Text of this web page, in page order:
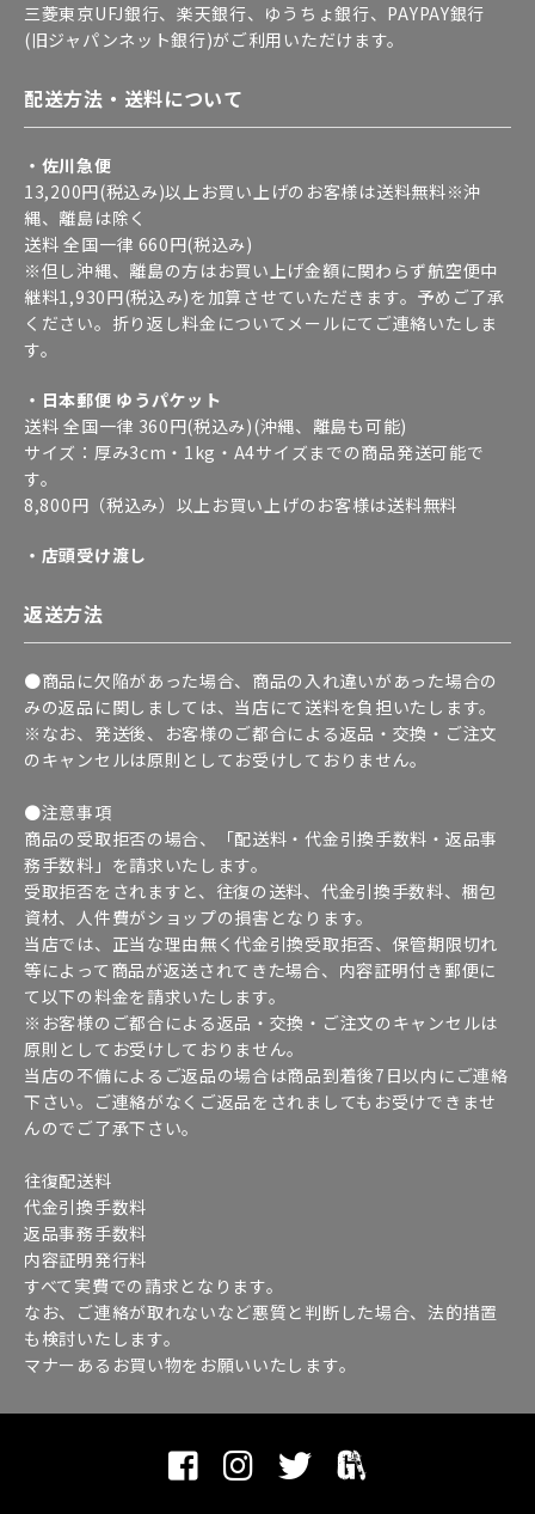
三菱東京UFJ銀行、楽天銀行、ゆうちょ銀行、PAYPAY銀行
(旧ジャパンネット銀行)がご利用いただけます。
配送方法・送料について
・佐川急便
13,200円(税込み)以上お買い上げのお客様は送料無料※沖
縄、離島は除く
送料 全国一律 660円(税込み)
※但し沖縄、離島の方はお買い上げ金額に関わらず航空便中
継料1,930円(税込み)を加算させていただきます。予めご了承
ください。折り返し料金についてメールにてご連絡いたしま
す。
・日本郵便 ゆうパケット
送料 全国一律 360円(税込み)(沖縄、離島も可能)
サイズ：厚み3cm・1kg・A4サイズまでの商品発送可能で
す。
8,800円（税込み）以上お買い上げのお客様は送料無料
・店頭受け渡し
返送方法
●商品に欠陥があった場合、商品の入れ違いがあった場合の
みの返品に関しましては、当店にて送料を負担いたします。
※なお、発送後、お客様のご都合による返品・交換・ご注文
のキャンセルは原則としてお受けしておりません。
●注意事項
商品の受取拒否の場合、「配送料・代金引換手数料・返品事
務手数料」を請求いたします。
受取拒否をされますと、往復の送料、代金引換手数料、梱包
資材、人件費がショップの損害となります。
当店では、正当な理由無く代金引換受取拒否、保管期限切れ
等によって商品が返送されてきた場合、内容証明付き郵便に
て以下の料金を請求いたします。
※お客様のご都合による返品・交換・ご注文のキャンセルは
原則としてお受けしておりません。
当店の不備によるご返品の場合は商品到着後7日以内にご連絡
下さい。ご連絡がなくご返品をされましてもお受けできませ
んのでご了承下さい。
往復配送料
代金引換手数料
返品事務手数料
内容証明発行料
すべて実費での請求となります。
なお、ご連絡が取れないなど悪質と判断した場合、法的措置
も検討いたします。
マナーあるお買い物をお願いいたします。